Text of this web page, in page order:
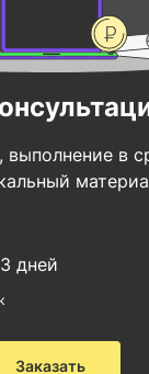
выполнение в
дней
Заказать